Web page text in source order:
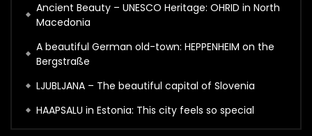
Ancient Beauty – UNESCO Heritage: OHRID in North
Macedonia
A beautiful German old-town: HEPPENHEIM on the
Bergstraße
LJUBLJANA – The beautiful capital of Slovenia
HAAPSALU in Estonia: This city feels so special